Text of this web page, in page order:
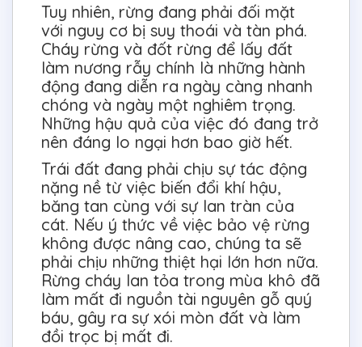
Tuy nhiên, rừng đang phải đối mặt
với nguy cơ bị suy thoái và tàn phá.
Cháy rừng và đốt rừng để lấy đất
làm nương rẫy chính là những hành
động đang diễn ra ngày càng nhanh
chóng và ngày một nghiêm trọng.
Những hậu quả của việc đó đang trở
nên đáng lo ngại hơn bao giờ hết.
Trái đất đang phải chịu sự tác động
nặng nề từ việc biến đổi khí hậu,
băng tan cùng với sự lan tràn của
cát. Nếu ý thức về việc bảo vệ rừng
không được nâng cao, chúng ta sẽ
phải chịu những thiệt hại lớn hơn nữa.
Rừng cháy lan tỏa trong mùa khô đã
làm mất đi nguồn tài nguyên gỗ quý
báu, gây ra sự xói mòn đất và làm
đồi trọc bị mất đi.